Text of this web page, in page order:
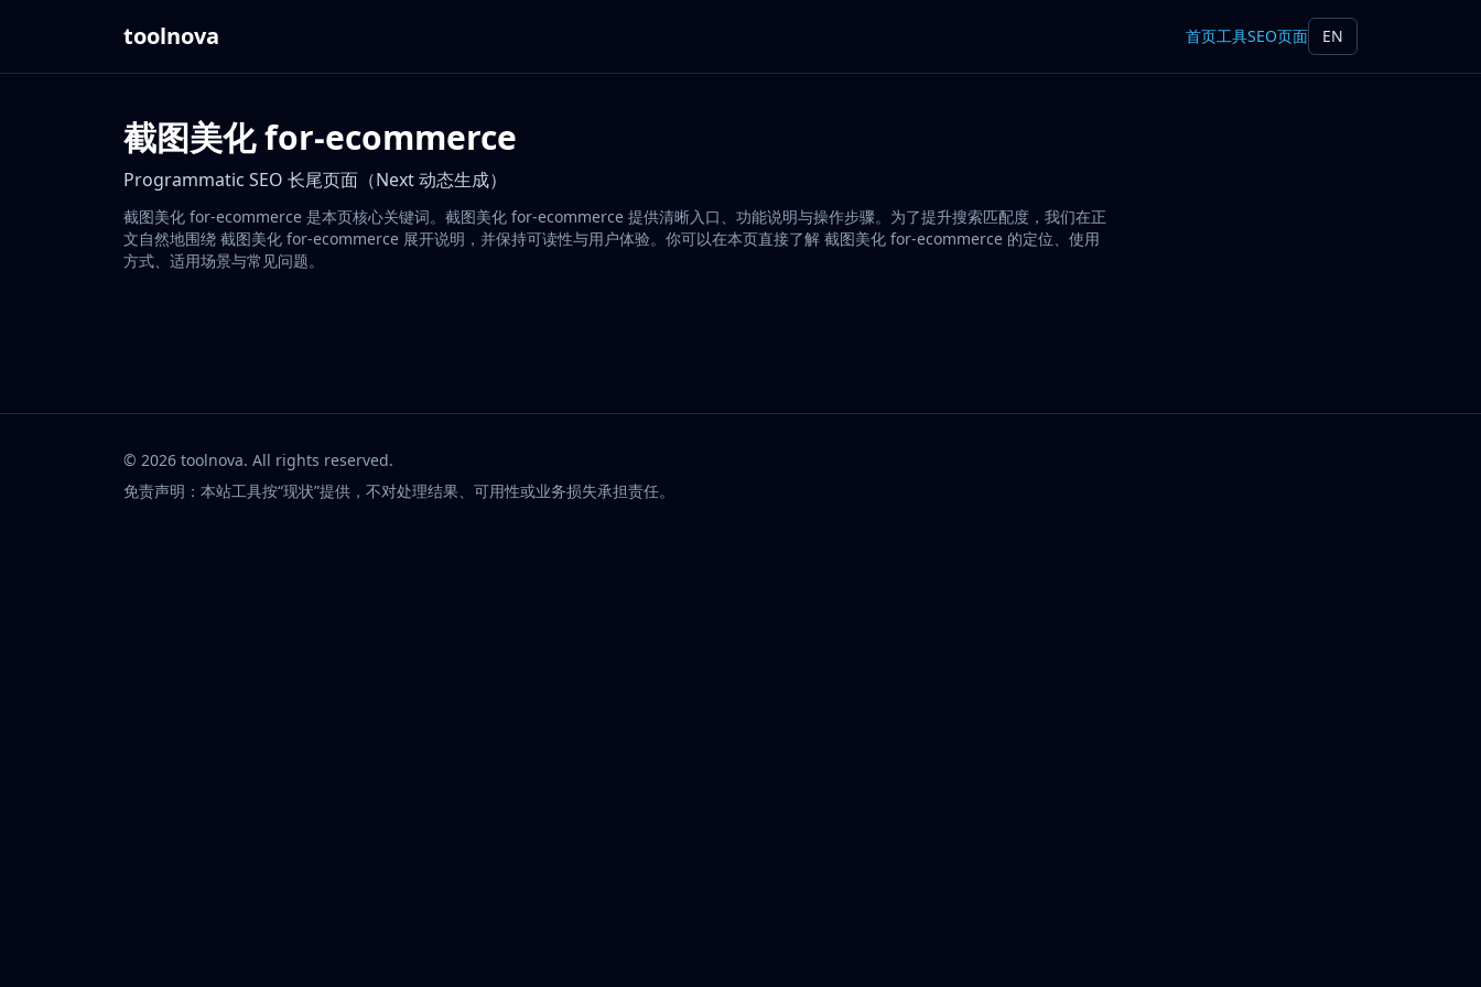
toolnova 首页工具SEO页面 EN
截图美化 for-ecommerce
Programmatic SEO 长尾页面（Next 动态生成）
截图美化 for-ecommerce 是本页核心关键词。截图美化 for-ecommerce 提供清晰入口、功能说明与操作步骤。为了提升搜索匹配度，我们在正
文自然地围绕 截图美化 for-ecommerce 展开说明，并保持可读性与用户体验。你可以在本页直接了解 截图美化 for-ecommerce 的定位、使用
方式、适用场景与常见问题。
© 2026 toolnova. All rights reserved.
免责声明：本站工具按“现状”提供，不对处理结果、可用性或业务损失承担责任。